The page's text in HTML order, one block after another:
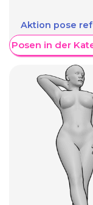
Aktion pose
Posen in der